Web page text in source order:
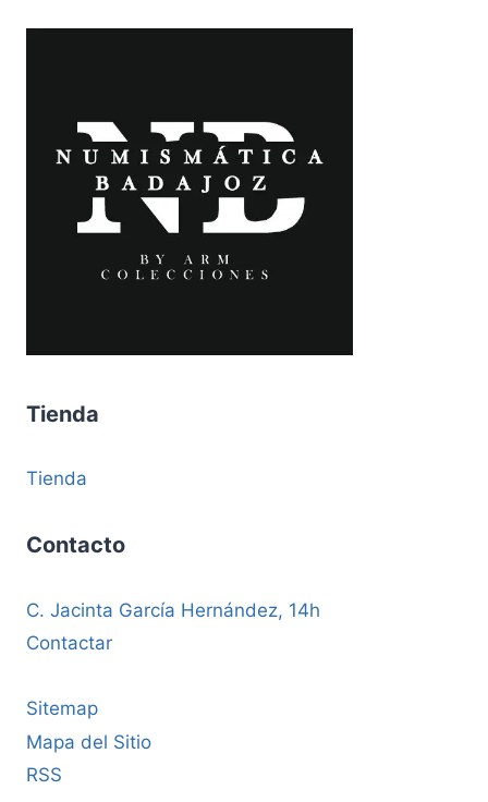
Tienda
Tienda
Contacto
C. Jacinta García Hernández, 14h
Contactar
Sitemap
Mapa del Sitio
RSS